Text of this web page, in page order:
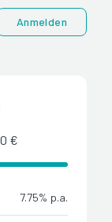
Anmelden
€
7.75% p.a.